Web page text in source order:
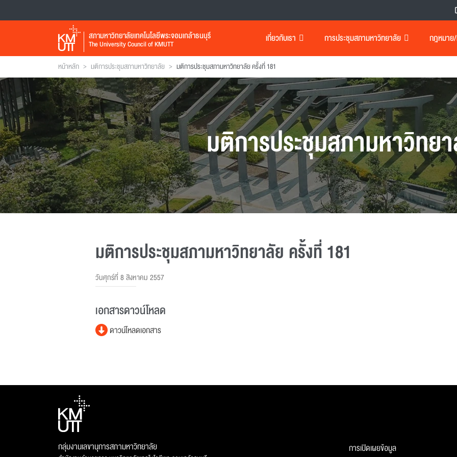
สภามหาวิทยาลัยเทคโนโลยีพระจอมเกล้าธนบุรี
The University Council of KMUTT เกี่ยวกับเรา การประชุมสภามหาวิทยาลัย กฎหมาย/
หน้าหลัก > มติการประชุมสภามหาวิทยาลัย > มติการประชุมสภามหาวิทยาลัย ครั้งที่ 181
มติการประชุมสภามหาวิทย
มติการประชุมสภามหาวิทยาลัย ครั้งที่ 181
วันศุกร์ที่ 8 สิงหาคม 2557
เอกสารดาวน์โหลด
ดาวน์โหลดเอกสาร
กลุ่มงานเลขานุการสภามหาวิทยาลัย การเปิดเผยข้อมูล